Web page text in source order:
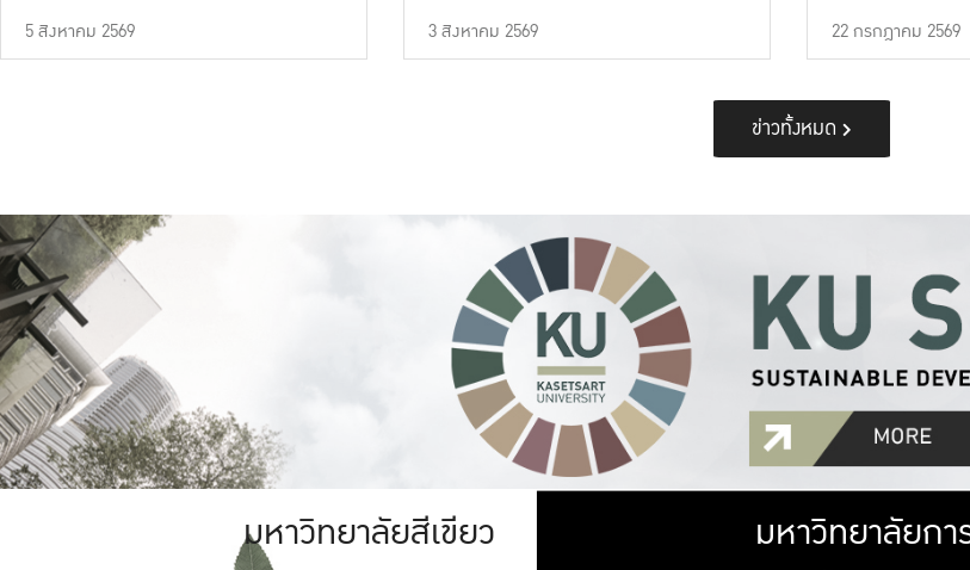
5 สิงหาคม 2569 3 สิงหาคม 2569 22 กรกฎาคม 2569
ข่าวทั้งหมด
มหาวิทยาลัยสีเขียว มห
มหาวิทยาลัยกา